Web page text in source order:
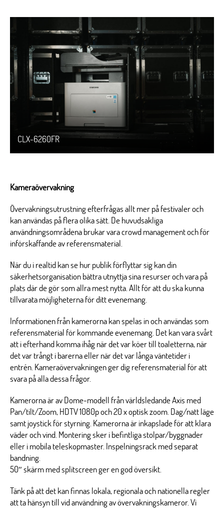
CLX-6260FR
Kameraövervakning
Övervakningsutrustning efterfrågas allt mer på festivaler och
kan användas på flera olika sätt. De huvudsakliga
användningsområdena brukar vara crowd management och för
införskaffande av referensmaterial.
När du i realtid kan se hur publik förflyttar sig kan din
säkerhetsorganisation bättra utnyttja sina resurser och vara på
plats där de gör som allra mest nytta. Allt för att du ska kunna
tillvarata möjligheterna för ditt evenemang.
Informationen från kamerorna kan spelas in och användas som
referensmaterial för kommande evenemang. Det kan vara svårt
att i efterhand komma ihåg när det var köer till toaletterna, när
det var trångt i barerna eller när det var långa väntetider i
entrén. Kameraövervakningen ger dig referensmaterial för att
svara på alla dessa frågor.
Kamerorna är av Dome-modell från världsledande Axis med
Pan/tilt/Zoom, HDTV 1080p och 20 x optisk zoom. Dag/natt läge
samt joystick för styrning. Kamerorna är inkapslade för att klara
väder och vind. Montering sker i befintliga stolpar/byggnader
eller i mobila teleskopmaster. Inspelningsrack med separat
bandning.
50″ skärm med splitscreen ger en god översikt.
Tänk på att det kan finnas lokala, regionala och nationella regler
att ta hänsyn till vid användning av övervakningskameror. Vi